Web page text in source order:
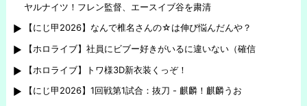
ヤルナイツ！フレン監督、エースイブ谷を粛清
【にじ甲2026】なんで椎名さんの☆は伸び悩んだんや？
【ホロライブ】社員にビブー好きがいるに違いない（確信
【ホロライブ】トワ様3D新衣装くっぞ！
【にじ甲2026】1回戦第1試合：抜刀 - 麒麟！麒麟うお